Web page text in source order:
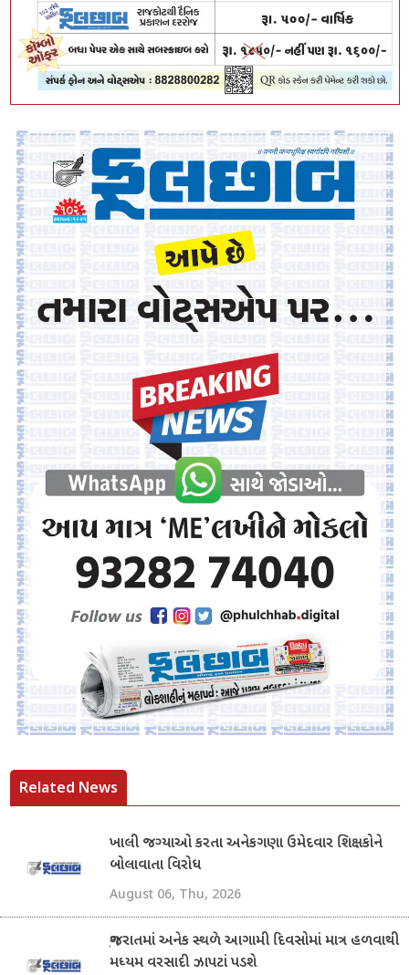
Related News
ખાલી જગ્યાઓ કરતા અનેકગણા ઉમેદવાર શિક્ષકોને
બોલાવાતા વિરોધ
August 06, Thu, 2026
ગુજરાતમાં અનેક સ્થળે આગામી દિવસોમાં માત્ર હળવાથી
મધ્યમ વરસાદી ઝાપટાં પડશે